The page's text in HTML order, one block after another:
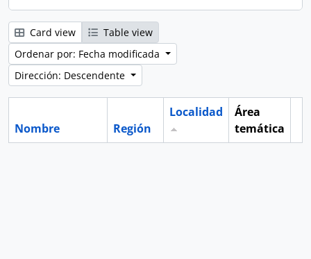
Card view
Table view
Ordenar por: Fecha modificada
Dirección: Descendente
Nombre Región
Localidad
Área
temática